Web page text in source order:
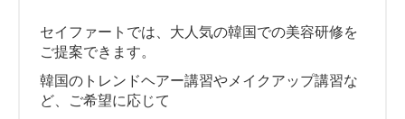
セイファートでは、大人気の韓国での美容研修を
ご提案できます。
韓国のトレンドヘアー講習やメイクアップ講習な
ど、ご希望に応じて